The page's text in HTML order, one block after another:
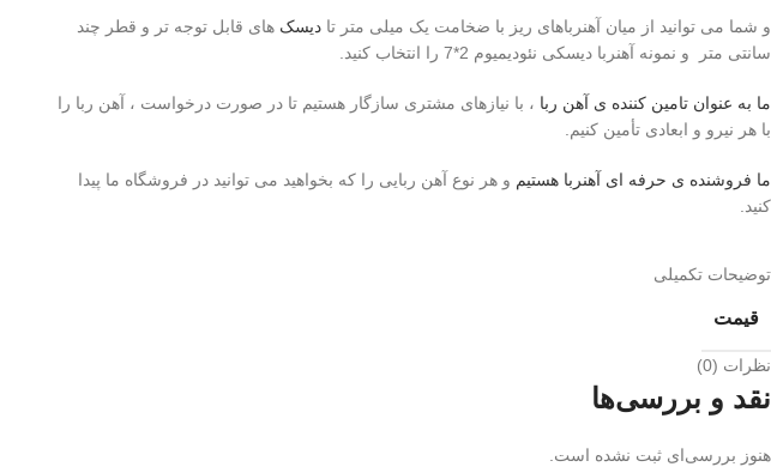
و شما می توانید از میان آهنرباهای ریز با ضخامت یک میلی متر تا دیسک های قابل توجه تر و قطر چند
سانتی متر و نمونه آهنربا دیسکی نئودیمیوم 2*7 را انتخاب کنید.
ما به عنوان تامین کننده ی آهن ربا ، با نیازهای مشتری سازگار هستیم تا در صورت درخواست ، آهن ربا را
با هر نیرو و ابعادی تأمین کنیم.
ما فروشنده ی حرفه ای آهنربا هستیم و هر نوع آهن ربایی را که بخواهید می توانید در فروشگاه ما پیدا
کنید.
توضیحات تکمیلی
قیمت
نظرات (0)
نقد و بررسی‌ها
هنوز بررسی‌ای ثبت نشده است.